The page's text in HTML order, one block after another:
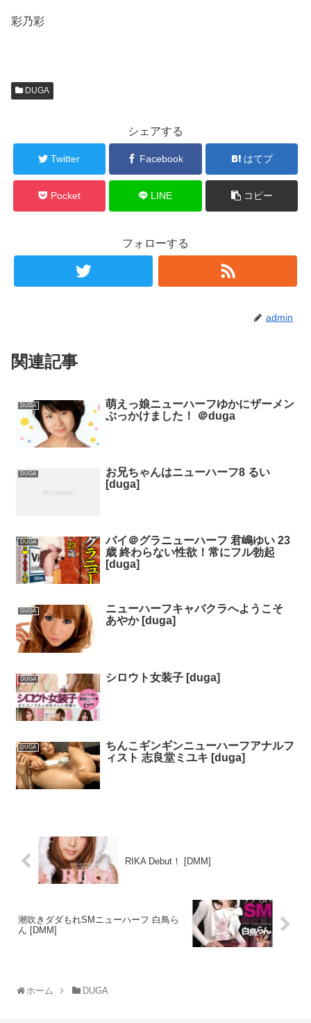
彩乃彩
DUGA
シェアする
Twitter Facebook はてブ
Pocket LINE コピー
フォローする
admin
関連記事
DUGA
萌えっ娘ニューハーフゆかにザーメン
ぶっかけました！ ＠duga
DUGA
お兄ちゃんはニューハーフ8 るい
[duga]
DUGA
バイ＠グラニューハーフ 君嶋ゆい 23
歳 終わらない性欲！常にフル勃起
[duga]
DUGA
ニューハーフキャバクラへようこそ
あやか [duga]
DUGA シロウト女装子 [duga]
DUGA
ちんこギンギンニューハーフアナルフ
ィスト 志良堂ミユキ [duga]
RIKA Debut！ [DMM]
潮吹きダダもれSMニューハーフ 白鳥ら
ん [DMM]
ホーム DUGA